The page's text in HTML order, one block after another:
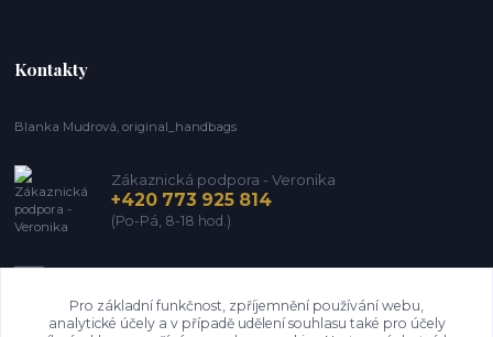
Kontakty
Blanka Mudrová, original_handbags
Zákaznická podpora - Veronika
+420 773 925 814
(Po-Pá, 8-18 hod.)
Pro základní funkčnost, zpříjemnění používání webu,
analytické účely a v případě udělení souhlasu také pro účely